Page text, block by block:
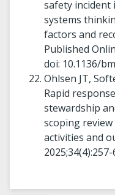
safety incident
systems
factors and
Published
doi: 10.1136/
Ohlsen JT,
Rapid
stewardship
scoping
activities and
2025;34(4):257-